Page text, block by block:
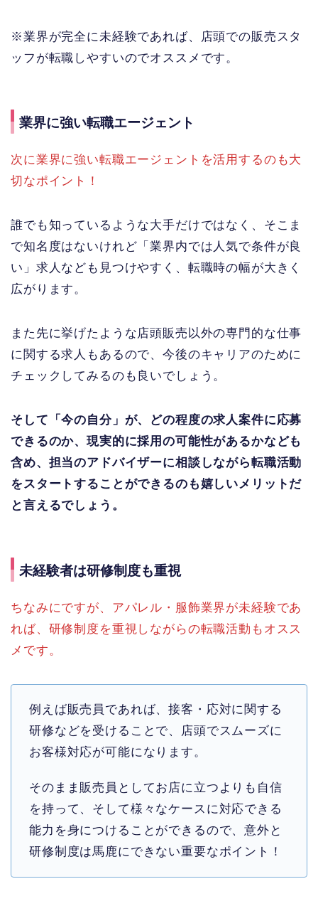
※業界が完全に未経験であれば、店頭での販売スタ
ッフが転職しやすいのでオススメです。
業界に強い転職エージェント
次に業界に強い転職エージェントを活用するのも大
切なポイント！
誰でも知っているような大手だけではなく、そこま
で知名度はないけれど「業界内では人気で条件が良
い」求人なども見つけやすく、転職時の幅が大きく
広がります。
また先に挙げたような店頭販売以外の専門的な仕事
に関する求人もあるので、今後のキャリアのために
チェックしてみるのも良いでしょう。
そして「今の自分」が、どの程度の求人案件に応募
できるのか、現実的に採用の可能性があるかなども
含め、担当のアドバイザーに相談しながら転職活動
をスタートすることができるのも嬉しいメリットだ
と言えるでしょう。
未経験者は研修制度も重視
ちなみにですが、アパレル・服飾業界が未経験であ
れば、研修制度を重視しながらの転職活動もオスス
メです。
例えば販売員であれば、接客・応対に関する
研修などを受けることで、店頭でスムーズに
お客様対応が可能になります。
そのまま販売員としてお店に立つよりも自信
を持って、そして様々なケースに対応できる
能力を身につけることができるので、意外と
研修制度は馬鹿にできない重要なポイント！